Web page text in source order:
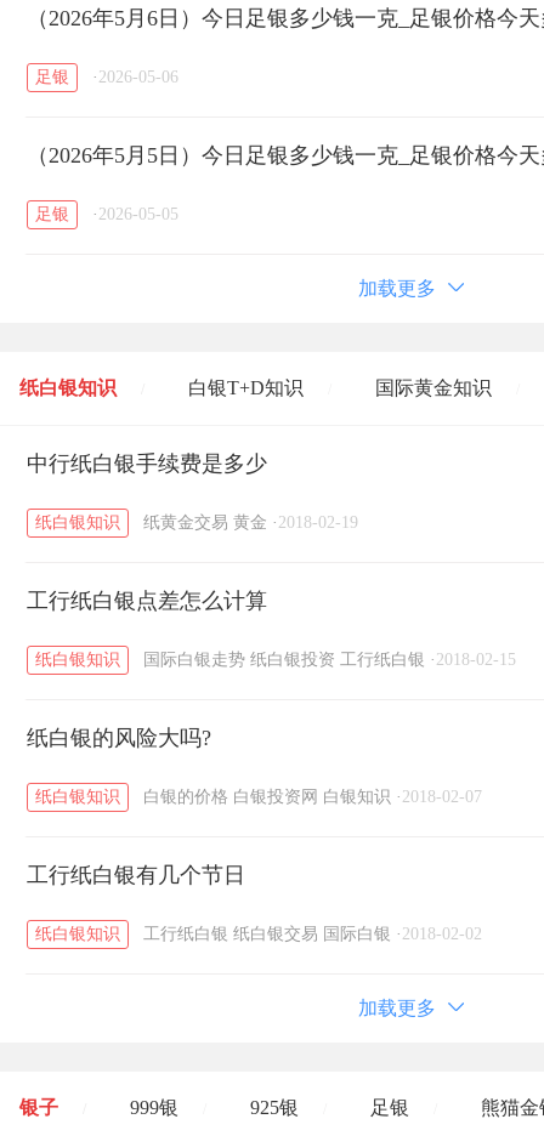
（2026年5月6日）今日足银多少钱一克_足银价格今
足银 · 2026-05-06
（2026年5月5日）今日足银多少钱一克_足银价格今
足银 · 2026-05-05
加载更多
纸白银知识 白银T+D知识 国际黄金知识
黄金T+D知识 / 粤贵银知识
中行纸白银手续费是多少
纸白银知识 纸黄金交易 黄金 · 2018-02-19
工行纸白银点差怎么计算
纸白银知识 国际白银走势 纸白银投资 工行纸白银 · 2018-02-15
纸白银的风险大吗?
纸白银知识 白银的价格 白银投资网 白银知识 · 2018-02-07
工行纸白银有几个节日
纸白银知识 工行纸白银 纸白银交易 国际白银 · 2018-02-02
加载更多
银子 999银 925银 足银 熊猫金